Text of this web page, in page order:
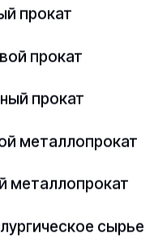
прокат
прокат
прокат
металлопрокат
металлопрокат
сырье
Узнать цену
титановая